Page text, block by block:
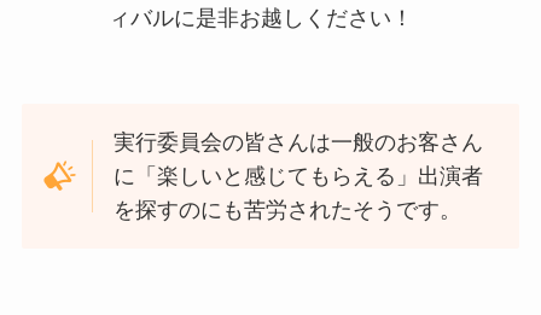
ィバルに是非お越しください！
実行委員会の皆さんは一般のお客さん
に「楽しいと感じてもらえる」出演者
を探すのにも苦労されたそうです。